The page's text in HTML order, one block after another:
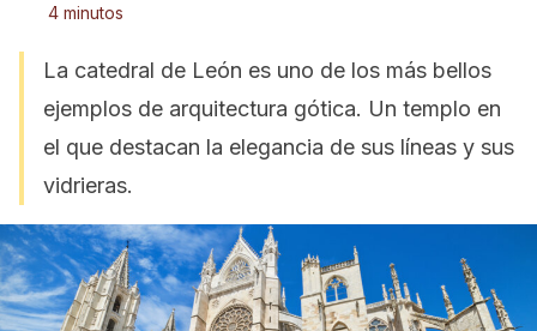
4 minutos
La catedral de León es uno de los más bellos
ejemplos de arquitectura gótica. Un templo en
el que destacan la elegancia de sus líneas y sus
vidrieras.